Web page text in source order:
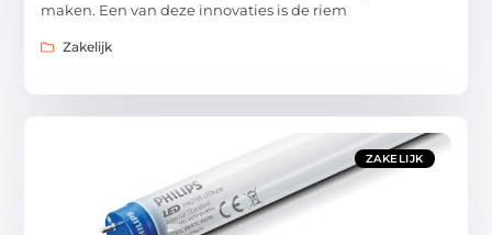
maken. Een van deze innovaties is de riem
Zakelijk
ZAKELIJK